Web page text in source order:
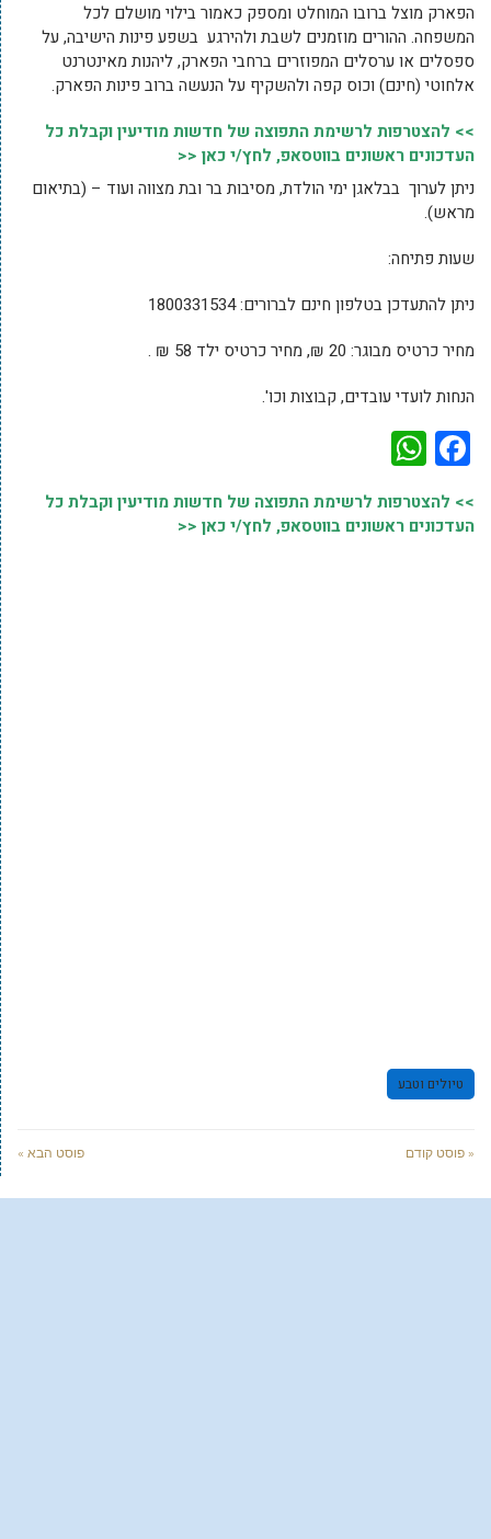
הפארק מוצל ברובו המוחלט ומספק כאמור בילוי מושלם לכל
המשפחה. ההורים מוזמנים לשבת ולהירגע בשפע פינות הישיבה, על
ספסלים או ערסלים המפוזרים ברחבי הפארק, ליהנות מאינטרנט
אלחוטי (חינם) וכוס קפה ולהשקיף על הנעשה ברוב פינות הפארק.
>> להצטרפות לרשימת התפוצה של חדשות מודיעין וקבלת כל
העדכונים ראשונים בווטסאפ, לחץ/י כאן <<
ניתן לערוך בבלאגן ימי הולדת, מסיבות בר ובת מצווה ועוד – (בתיאום
מראש).
שעות פתיחה:
ניתן להתעדכן בטלפון חינם לברורים: 1800331534
מחיר כרטיס מבוגר: 20 ₪, מחיר כרטיס ילד 58 ₪ .
הנחות לועדי עובדים, קבוצות וכו'.
Facebook
>> להצטרפות לרשימת התפוצה של חדשות מודיעין וקבלת כל
העדכונים ראשונים בווטסאפ, לחץ/י כאן <<
טיולים וטבע
« פוסט קודם פוסט הבא »